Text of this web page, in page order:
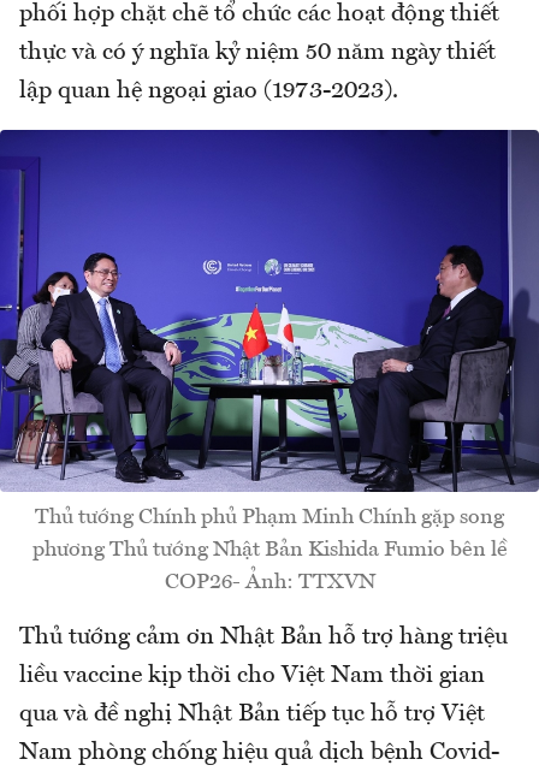
phối hợp chặt chẽ tổ chức các hoạt động thiết
thực và có ý nghĩa kỷ niệm 50 năm ngày thiết
lập quan hệ ngoại giao (1973-2023).
Thủ tướng Chính phủ Phạm Minh Chính gặp song
phương Thủ tướng Nhật Bản Kishida Fumio bên lề
COP26- Ảnh: TTXVN
Thủ tướng cảm ơn Nhật Bản hỗ trợ hàng triệu
liều vaccine kịp thời cho Việt Nam thời gian
qua và đề nghị Nhật Bản tiếp tục hỗ trợ Việt
Nam phòng chống hiệu quả dịch bệnh Covid-